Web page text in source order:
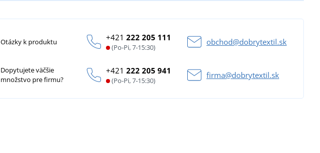
Otázky k produktu +421222 205 111
(Po-Pi, 7-15:30)
obchod@dobrytextil.sk
Dopytujete väčšie
množstvo pre firmu?
+421222 205 941
(Po-Pi, 7-15:30)
firma@dobrytextil.sk